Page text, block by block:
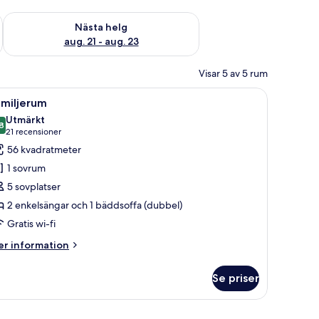
aug. 14 - aug. 16
Nästa helg
aug. 21 - aug. 23
Kontrollera tillgängligheten för nästa helg aug. 21 - aug. 23
Visar 5 av 5 rum
sänggavel, två bruna, mönstrade kuddar och en grön pläd.
En dubbelsäng med ett huvudgavel i trä,
4
av 10
Utmärkt
21 recensioner
(21 recensioner)
56 kvadratmeter
1 sovrum
5 sovplatser
2 enkelsängar och 1 bäddsoffa (dubbel)
Gratis wi-fi
information
Se priser
kuddöverdrag och en tavla med ett bergslandskap på väggen.
en lampa och ett fönster.